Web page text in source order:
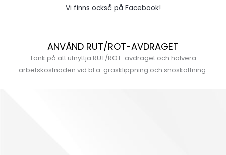
Vi finns också på Facebook!
ANVÄND RUT/ROT-AVDRAGET
Tänk på att utnyttja RUT/ROT-avdraget och halvera
arbetskostnaden vid bl.a. gräsklippning och snöskottning.